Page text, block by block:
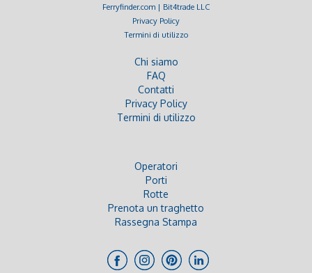
Ferryfinder.com | Bit4trade LLC
Privacy Policy
Termini di utilizzo
Chi siamo
FAQ
Contatti
Privacy Policy
Termini di utilizzo
Operatori
Porti
Rotte
Prenota un traghetto
Rassegna Stampa